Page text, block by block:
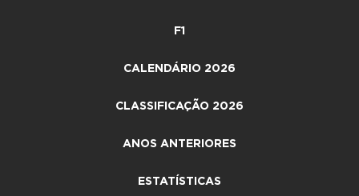
F1
CALENDÁRIO 2026
CLASSIFICAÇÃO 2026
ANOS ANTERIORES
ESTATÍSTICAS